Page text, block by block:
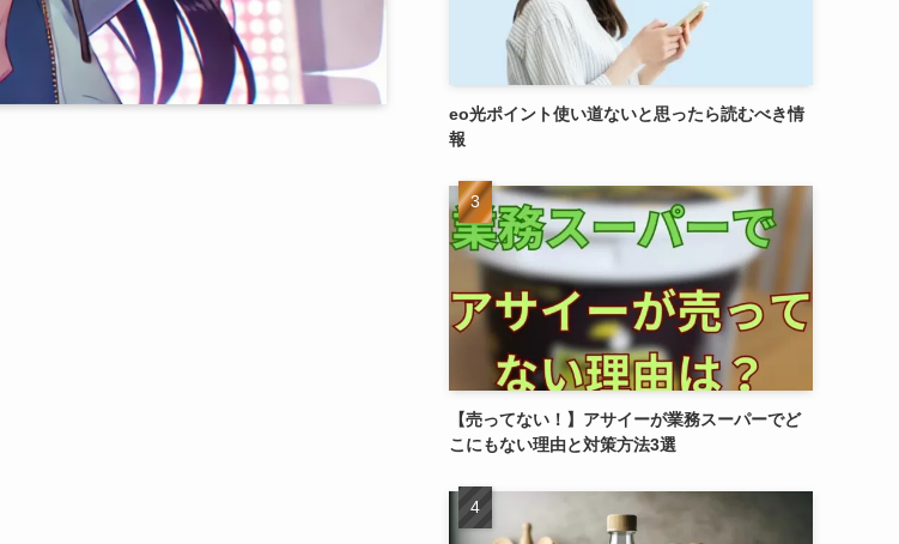
eo光ポイント使い道ないと思ったら読むべき情
報
【売ってない！】アサイーが業務スーパーでど
こにもない理由と対策方法3選